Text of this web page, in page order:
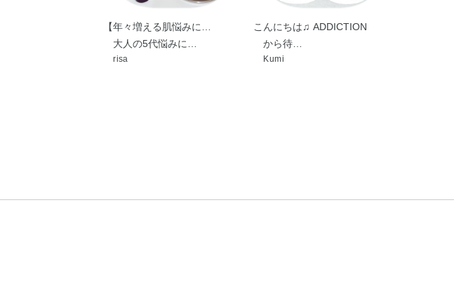
【年々増える肌悩みに…
大人の5代悩みに…
risa
こんにちは♫ ADDICTION
から待…
Kumi